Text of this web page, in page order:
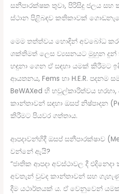
සනීපාරක්ෂක තුවා, පිරිසිදු ජලය සහ
ස්ථාන පිළිබඳව කතිකාවක්
මෙම තත්ත්වය හොඳින් අවබෝධ
ශක්තිමත් ලෙස ව්‍යසනයට මුහුන දුන්
හඳුනා ගෙන ඒ සඳහා යමක් කිරීමට
ආයතනය, Fems හා H.E.R.
BeWAXed හි හවුල්කාරිත්වය
කාන්තාවන් සඳහා ඔසප් නිෂ්පාදන
කිරීමට පියවර ගත්තාය.
ආපදාවන්හිදී ඔසප් සනීපාරක්ෂාව
වන්නේ ඇයි?
“ජාතික ආපදා අවස්ථාවල දී
අවතැන් වුවද කාන්තාවන් සහ
දීම යථාර්තයක් ය. ඒ වෙනුවෙන්